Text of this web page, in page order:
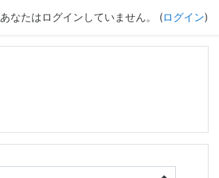
あなたはログインしていません。 (ログイン)